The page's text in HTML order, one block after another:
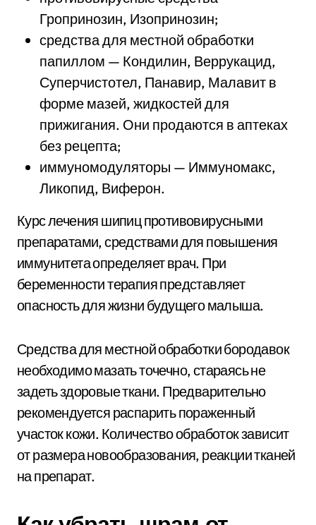
Гропринозин, Изопринозин;
средства для местной обработки
папиллом — Кондилин, Веррукацид,
Суперчистотел, Панавир, Малавит в
форме мазей, жидкостей для
прижигания. Они продаются в аптеках
без рецепта;
иммуномодуляторы — Иммуномакс,
Ликопид, Виферон.
Курс лечения шипиц противовирусными
препаратами, средствами для повышения
иммунитета определяет врач. При
беременности терапия представляет
опасность для жизни будущего малыша.
Средства для местной обработки бородавок
необходимо мазать точечно, стараясь не
задеть здоровые ткани. Предварительно
рекомендуется распарить пораженный
участок кожи. Количество обработок зависит
от размера новообразования, реакции тканей
на препарат.